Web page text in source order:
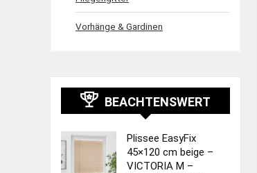
Vorhänge & Gardinen
BEACHTENSWERT
Plissee EasyFix
45×120 cm beige –
VICTORIA M –